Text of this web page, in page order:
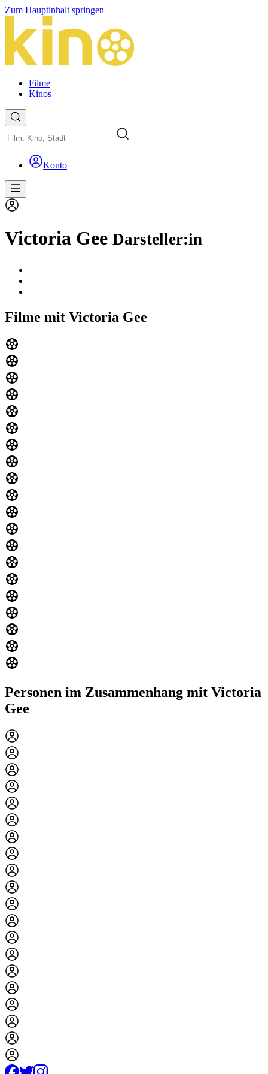
Zum Hauptinhalt springen
Filme
Kinos
Konto
Victoria Gee Darsteller:in
Filme mit Victoria Gee
Personen im Zusammenhang mit Victoria
Gee